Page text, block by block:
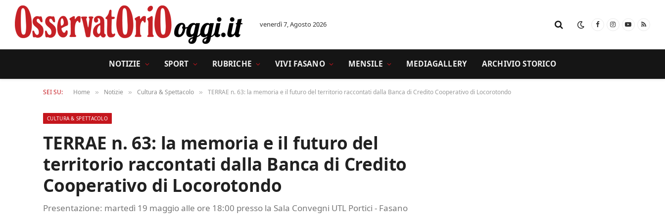
venerdì 7, Agosto 2026 FacebookInstagram
YouTube
RSS
NOTIZIE SPORT RUBRICHE VIVI FASANO MENSILE MEDIAGALLERY ARCHIVIO STORICO
SEI SU: Home » Notizie » Cultura & Spettacolo » TERRAE n. 63: la memoria e il futuro del territorio raccontati dalla Banca di Credito Cooperativo di Locorotondo
CULTURA & SPETTACOLO
TERRAE n. 63: la memoria e il futuro del
territorio raccontati dalla Banca di Credito
Cooperativo di Locorotondo
Presentazione: martedì 19 maggio alle ore 18:00 presso la Sala Convegni UTL Portici - Fasano